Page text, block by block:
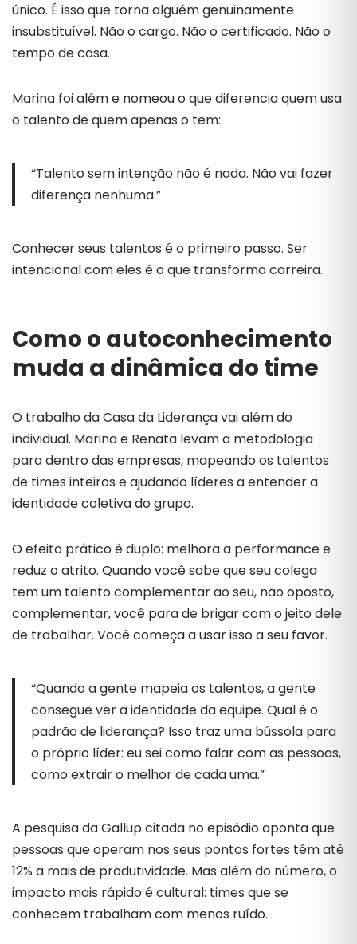
único. É isso que torna alguém genuinamente
insubstituível. Não o cargo. Não o certificado. Não o
tempo de casa.
Marina foi além e nomeou o que diferencia quem usa
o talento de quem apenas o tem:
“Talento sem intenção não é nada. Não vai fazer
diferença nenhuma.”
Conhecer seus talentos é o primeiro passo. Ser
intencional com eles é o que transforma carreira.
Como o autoconhecimento
muda a dinâmica do time
O trabalho da Casa da Liderança vai além do
individual. Marina e Renata levam a metodologia
para dentro das empresas, mapeando os talentos
de times inteiros e ajudando líderes a entender a
identidade coletiva do grupo.
O efeito prático é duplo: melhora a performance e
reduz o atrito. Quando você sabe que seu colega
tem um talento complementar ao seu, não oposto,
complementar, você para de brigar com o jeito dele
de trabalhar. Você começa a usar isso a seu favor.
“Quando a gente mapeia os talentos, a gente
consegue ver a identidade da equipe. Qual é o
padrão de liderança? Isso traz uma bússola para
o próprio líder: eu sei como falar com as pessoas,
como extrair o melhor de cada uma.”
A pesquisa da Gallup citada no episódio aponta que
pessoas que operam nos seus pontos fortes têm até
12% a mais de produtividade. Mas além do número, o
impacto mais rápido é cultural: times que se
conhecem trabalham com menos ruído.